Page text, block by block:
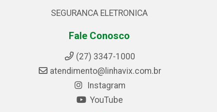
SEGURANCA ELETRONICA
Fale Conosco
(27) 3347-1000
atendimento@linhavix.com.br
Instagram
YouTube